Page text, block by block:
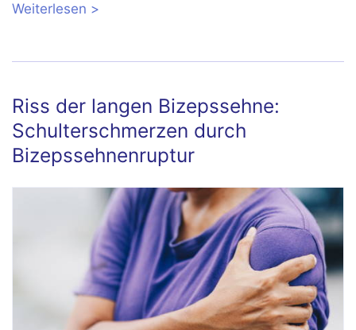
Weiterlesen über Schulterschmerzen: Ursachen,
Riss der langen Bizepssehne:
Schulterschmerzen durch
Bizepssehnenruptur